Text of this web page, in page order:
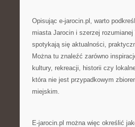
Opisując e-jarocin.pl, warto
miasta Jarocin i szerzej
spotykają się aktualności,
Można tu znaleźć zarówno
kultury, rekreacji, historii czy
która nie jest przypadkowym
miejskim.
E-jarocin.pl można więc określić